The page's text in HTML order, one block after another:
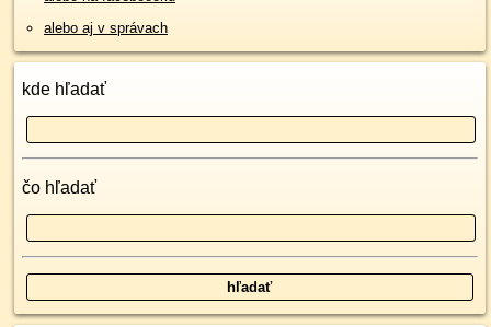
alebo aj v správach
kde hľadať
čo hľadať